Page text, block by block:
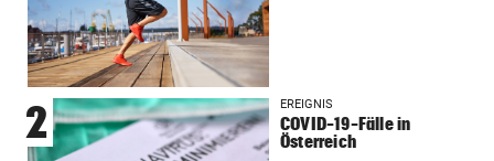
2 EREIGNIS
COVID-19-Fälle in
Österreich